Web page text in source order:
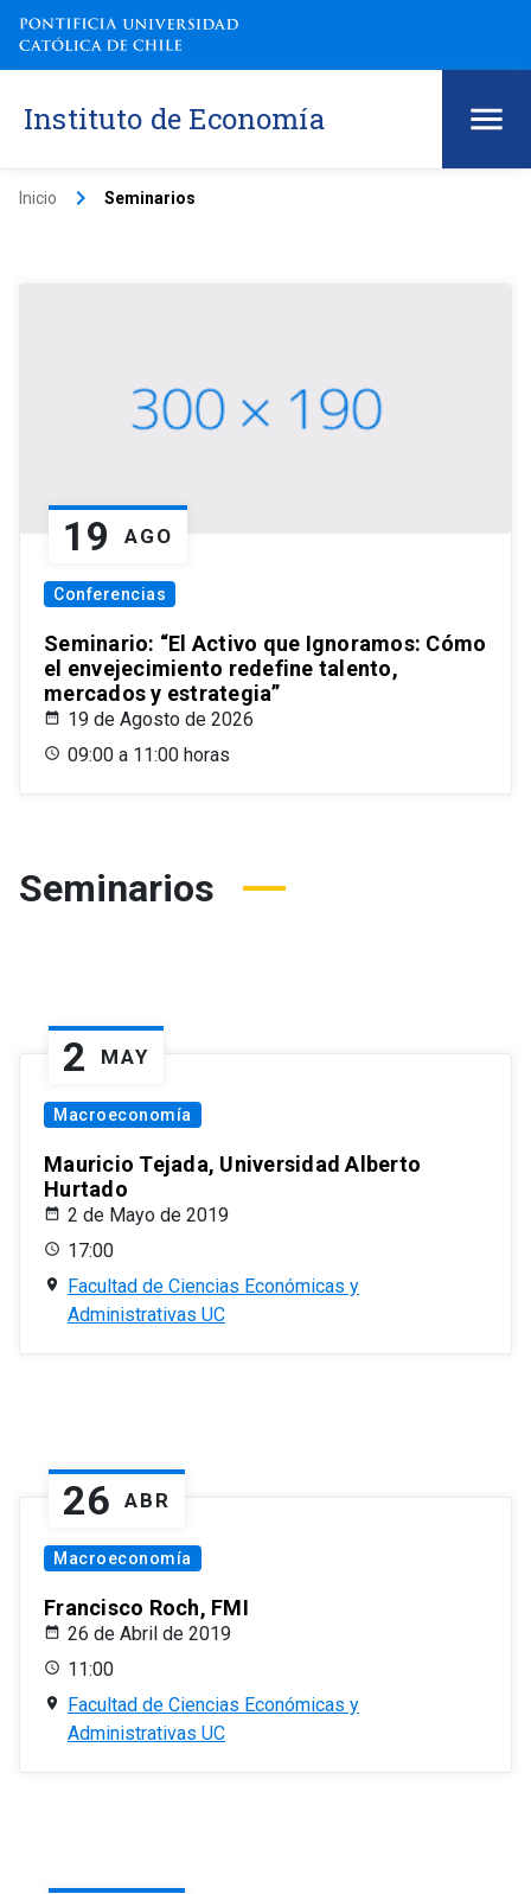
Instituto de Economía
Inicio keyboard_arrow_right Seminarios
19 AGO
Conferencias
Seminario: “El Activo que Ignoramos: Cómo
el envejecimiento redefine talento,
mercados y estrategia”
19 de Agosto de 2026
09:00 a 11:00 horas
Seminarios
2 MAY
Macroeconomía
Mauricio Tejada, Universidad Alberto
Hurtado
2 de Mayo de 2019
17:00
Facultad de Ciencias Económicas y
Administrativas UC
26 ABR
Macroeconomía
Francisco Roch, FMI
26 de Abril de 2019
11:00
Facultad de Ciencias Económicas y
Administrativas UC